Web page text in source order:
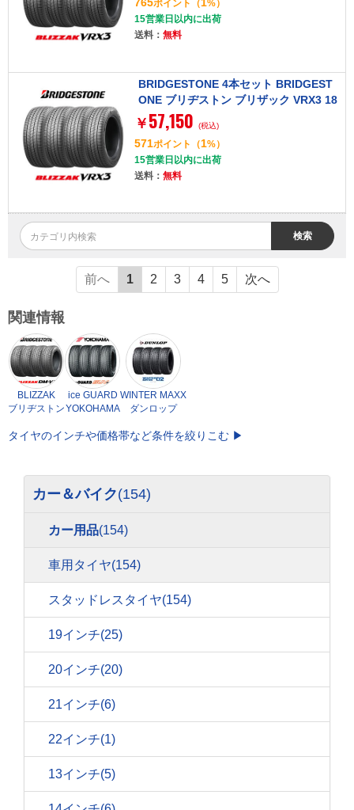
765ポイント （1%）
15営業日以内に出荷
送料： 無料
BRIDGESTONE 4本セット BRIDGEST
ONE ブリヂストン ブリザック VRX3 18
5/70R14 88Q タイヤ単品
￥ 57,150 (税込)
571ポイント （1%）
15営業日以内に出荷
送料： 無料
検索
前へ 1 2 3 4 5 次へ
関連情報
BLIZZAK
ブリヂストン
ice GUARD
YOKOHAMA
WINTER MAXX
ダンロップ
タイヤのインチや価格帯など条件を絞りこむ ▶
カー＆バイク(154)
カー用品(154)
車用タイヤ(154)
スタッドレスタイヤ(154)
19インチ(25)
20インチ(20)
21インチ(6)
22インチ(1)
13インチ(5)